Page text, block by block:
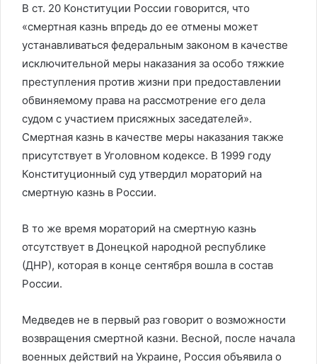
В ст. 20 Конституции России говорится, что
«смертная казнь впредь до ее отмены может
устанавливаться федеральным законом в качестве
исключительной меры наказания за особо тяжкие
преступления против жизни при предоставлении
обвиняемому права на рассмотрение его дела
судом с участием присяжных заседателей».
Смертная казнь в качестве меры наказания также
присутствует в Уголовном кодексе. В 1999 году
Конституционный суд утвердил мораторий на
смертную казнь в России.
В то же время мораторий на смертную казнь
отсутствует в Донецкой народной республике
(ДНР), которая в конце сентября вошла в состав
России.
Медведев не в первый раз говорит о возможности
возвращения смертной казни. Весной, после начала
военных действий на Украине, Россия объявила о